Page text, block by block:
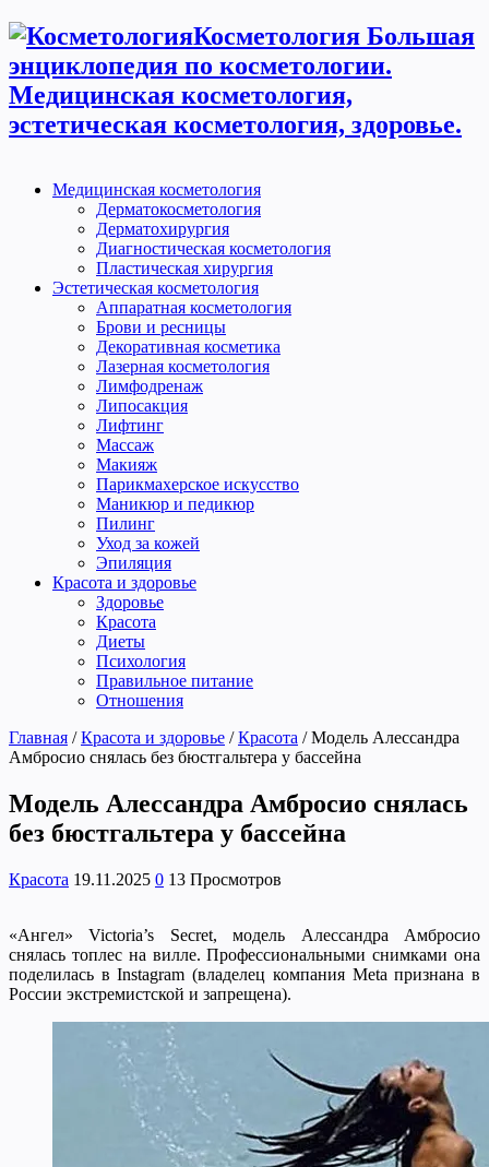
Косметология Большая
энциклопедия по косметологии.
Медицинская косметология,
эстетическая косметология, здоровье.
Медицинская косметология
Дерматокосметология
Дерматохирургия
Диагностическая косметология
Пластическая хирургия
Эстетическая косметология
Аппаратная косметология
Брови и ресницы
Декоративная косметика
Лазерная косметология
Лимфодренаж
Липосакция
Лифтинг
Массаж
Макияж
Парикмахерское искусство
Маникюр и педикюр
Пилинг
Уход за кожей
Эпиляция
Красота и здоровье
Здоровье
Красота
Диеты
Психология
Правильное питание
Отношения
Главная / Красота и здоровье / Красота / Модель Алессандра
Амбросио снялась без бюстгальтера у бассейна
Модель Алессандра Амбросио снялась
без бюстгальтера у бассейна
Красота 19.11.2025 0 13 Просмотров
«Ангел» Victoria’s Secret, модель Алессандра Амбросио
снялась топлес на вилле. Профессиональными снимками она
поделилась в Instagram (владелец компания Meta признана в
России экстремистской и запрещена).